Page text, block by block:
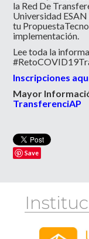
la Red De
Universidad
tu
implementación.
Lee toda la
Inscripciones
Mayor
TransferenciAP
Save